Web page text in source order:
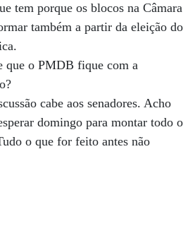
tem porque os blocos na Câmara
também a partir da eleição do
que o PMDB fique com a
cabe aos senadores. Acho
domingo para montar todo o
o que for feito antes não